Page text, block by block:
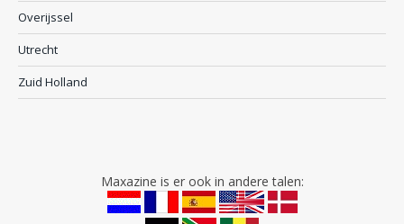
Overijssel
Utrecht
Zuid Holland
Maxazine is er ook in andere talen: